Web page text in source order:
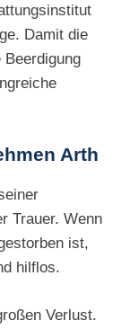
Damit die
Arth
Trauer. Wenn
ist,
hilflos.
Verlust.